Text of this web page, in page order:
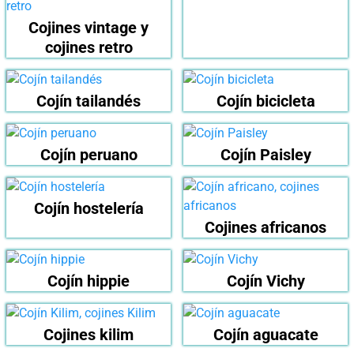
Cojines vintage y
cojines retro
Cojín tailandés Cojín bicicleta
Cojín peruano Cojín Paisley
Cojín hostelería
Cojines africanos
Cojín hippie Cojín Vichy
Cojines kilim Cojín aguacate